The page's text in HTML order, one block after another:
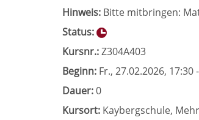
Hinweis: Bitte mitbringen:
Status:
Kursnr.:Z304A403
Beginn: Fr., 27.02.2026, 17:30
Dauer:0
Kursort: Kaybergschule,